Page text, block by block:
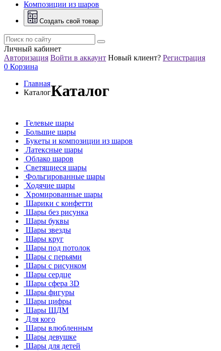
Композиции из шаров
Создать свой товар
Личный кабинет
Авторизация Войти в аккаунт Новый клиент? Регистрация
0 Корзина
Главная
КаталогКаталог
Гелевые шары
Большие шары
Букеты и композиции из шаров
Латексные шары
Облако шаров
Светящиеся шары
Фольгированные шары
Ходячие шары
Хромированные шары
Шарики с конфетти
Шары без рисунка
Шары буквы
Шары звезды
Шары круг
Шары под потолок
Шары с перьями
Шары с рисунком
Шары сердце
Шары сфера 3D
Шары фигуры
Шары цифры
Шары ШДМ
Для кого
Шары влюбленным
Шары девушке
Шары для детей